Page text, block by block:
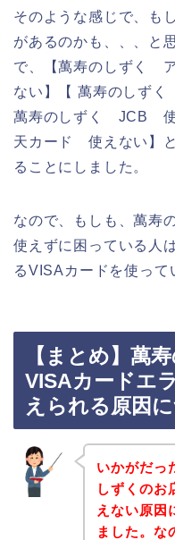
そのような感じで、も
があるのかも、、、と
で、【萬寿のしずく
ない】【 萬寿のしず
萬寿のしずく JCB
天カード 使えない】
ることにしました。
なので、もしも、萬寿
使えずに困っている人
るVISAカードを使って
【まとめ】萬
VISAカードエ
えられる原因
いかがだっ
しずくのお
えない原因
ました。な